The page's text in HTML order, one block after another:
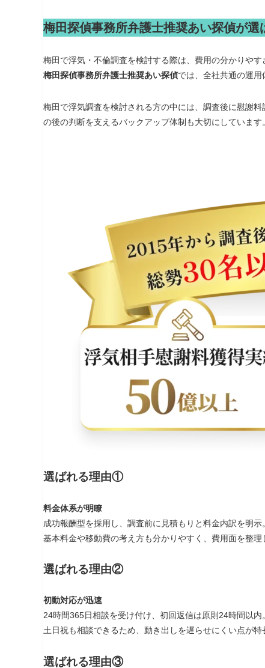
梅田探偵事務所弁護士推奨あい探偵が選
梅田で浮気・不倫調査を検討する際は、費用の分かりや
梅田探偵事務所弁護士推奨あい探偵では、全社共通の運用
梅田で浮気調査を検討される方の中には、調査後に慰謝
の後の判断を支えるバックアップ体制も大切にしていま
選ばれる理由①
料金体系が明瞭
成功報酬型を採用し、調査前に見積もりと料金内訳を明示。
基本料金や移動費の考え方も分かりやすく、費用面を整理
選ばれる理由②
初動対応が迅速
24時間365日相談を受け付け、初回返信は原則24時間以内。
土日祝も相談できるため、動き出しを遅らせにくい点が特
選ばれる理由③